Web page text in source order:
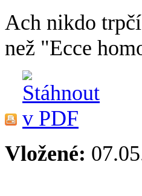
Ach nikdo
než "Ecce
Vložené: